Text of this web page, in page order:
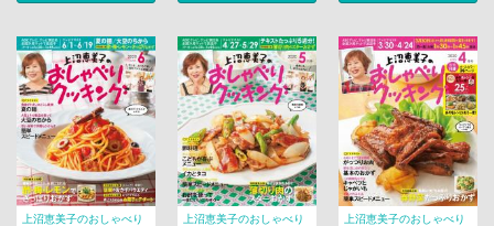
上沼恵美子のおしゃべり
上沼恵美子のおしゃべり
上沼恵美子のおしゃべり